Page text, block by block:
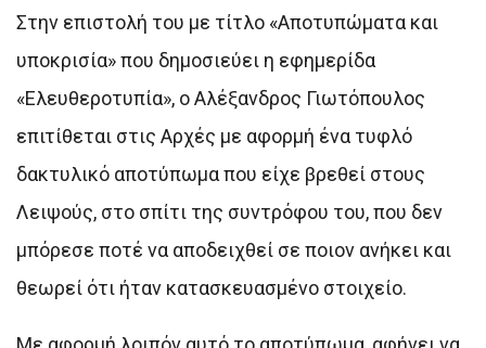
Στην επιστολή του με τίτλο «Αποτυπώματα και
υποκρισία» που δημοσιεύει η εφημερίδα
«Ελευθεροτυπία», ο Αλέξανδρος Γιωτόπουλος
επιτίθεται στις Αρχές με αφορμή ένα τυφλό
δακτυλικό αποτύπωμα που είχε βρεθεί στους
Λειψούς, στο σπίτι της συντρόφου του, που δεν
μπόρεσε ποτέ να αποδειχθεί σε ποιον ανήκει και
θεωρεί ότι ήταν κατασκευασμένο στοιχείο.